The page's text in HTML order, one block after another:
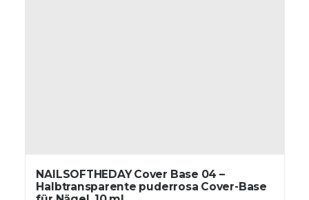
NAILSOFTHEDAY Cover Base 04 –
Halbtransparente puderrosa Cover-Base